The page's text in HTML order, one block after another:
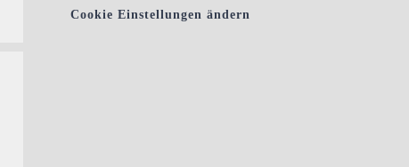
Cookie Einstellungen ändern